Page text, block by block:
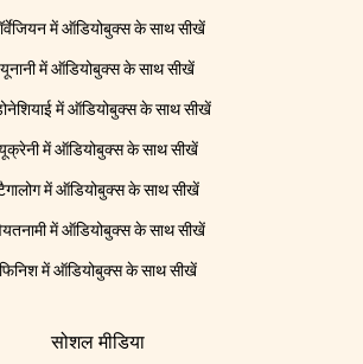
में ऑडियोबुक्स के साथ सीखें
यूनानी में ऑडियोबुक्स के साथ सीखें
में ऑडियोबुक्स के साथ सीखें
में ऑडियोबुक्स के साथ सीखें
में ऑडियोबुक्स के साथ सीखें
में ऑडियोबुक्स के साथ सीखें
फिनिश में ऑडियोबुक्स के साथ सीखें
सोशल मीडिया